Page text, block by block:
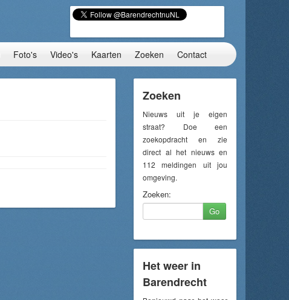
Foto's Video's Kaarten Zoeken Contact
Zoeken
Nieuws uit je eigen
straat? Doe een
zoekopdracht en zie
direct al het nieuws en
112 meldingen uit jou
omgeving.
Zoeken:
Go
Het weer in
Barendrecht